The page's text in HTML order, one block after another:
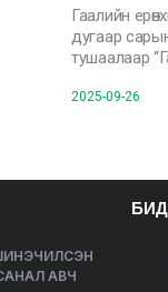
Гаалийн
дугаар
тушаалаар
2025-09-26
АВЧ